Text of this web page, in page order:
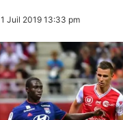
Juil 2019 13:33 pm